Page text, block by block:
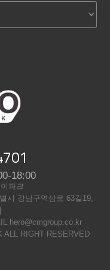
18:00
파크
시 강남구역삼로 63길19,
hero@cmgroup.co.kr
ALL RIGHT RESERVED